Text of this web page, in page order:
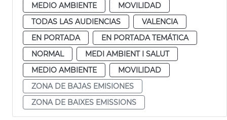
MEDIO AMBIENTE
MOVILIDAD
TODAS LAS AUDIENCIAS
VALENCIA
EN PORTADA
EN PORTADA TEMÁTICA
NORMAL
MEDI AMBIENT I SALUT
MEDIO AMBIENTE
MOVILIDAD
ZONA DE BAJAS EMISIONES
ZONA DE BAIXES EMISSIONS